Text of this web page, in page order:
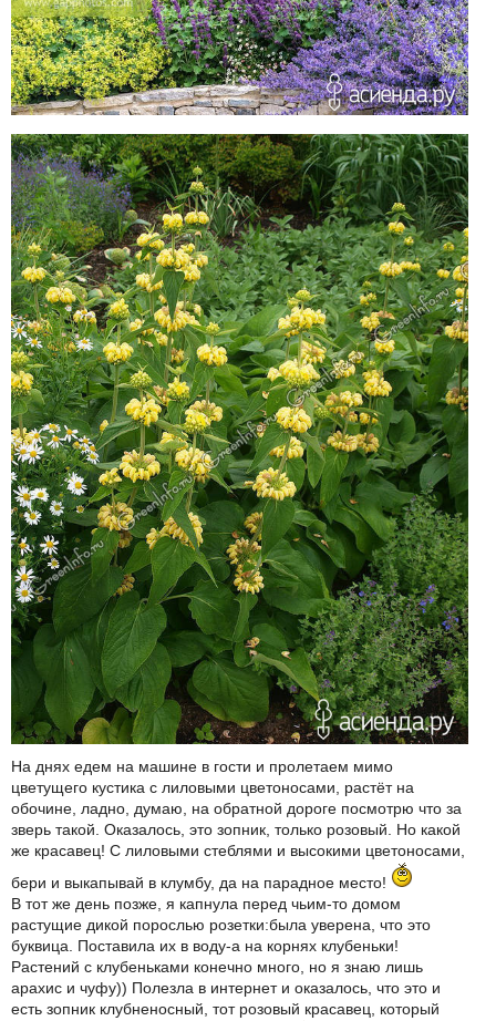
На днях едем на машине в гости и пролетаем мимо
цветущего кустика с лиловыми цветоносами, растёт на
обочине, ладно, думаю, на обратной дороге посмотрю что за
зверь такой. Оказалось, это зопник, только розовый. Но какой
же красавец! С лиловыми стеблями и высокими цветоносами,
бери и выкапывай в клумбу, да на парадное место!
В тот же день позже, я капнула перед чьим-то домом
растущие дикой порослью розетки:была уверена, что это
буквица. Поставила их в воду-а на корнях клубеньки!
Растений с клубеньками конечно много, но я знаю лишь
арахис и чуфу)) Полезла в интернет и оказалось, что это и
есть зопник клубненосный, тот розовый красавец, который